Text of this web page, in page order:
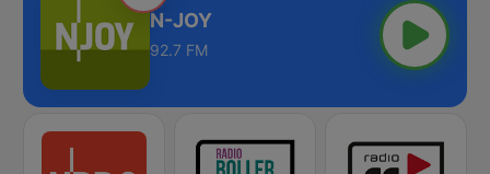
N-JOY
92.7 FM